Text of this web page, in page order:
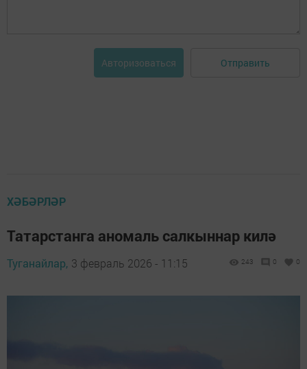
Авторизоваться Отправить
ХӘБӘРЛӘР
Татарстанга аномаль салкыннар килә
Туганайлар, 3 февраль 2026 - 11:15 243 0 0